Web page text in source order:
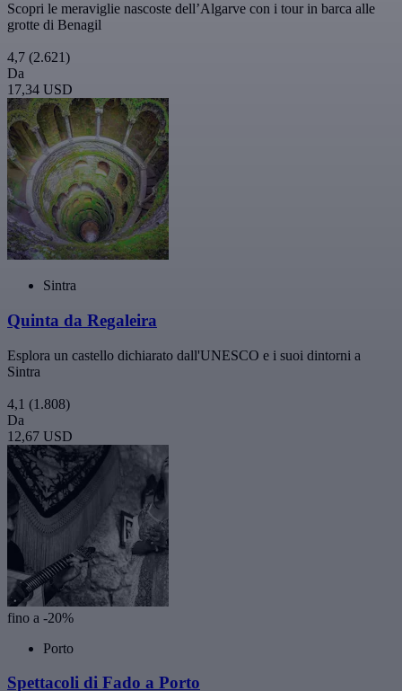
Scopri le meraviglie nascoste dell’Algarve con i tour in barca alle
grotte di Benagil
4,7 (2.621)
Da
17,34 USD
Sintra
Quinta da Regaleira
Esplora un castello dichiarato dall'UNESCO e i suoi dintorni a
Sintra
4,1 (1.808)
Da
12,67 USD
fino a -20%
Porto
Spettacoli di Fado a Porto